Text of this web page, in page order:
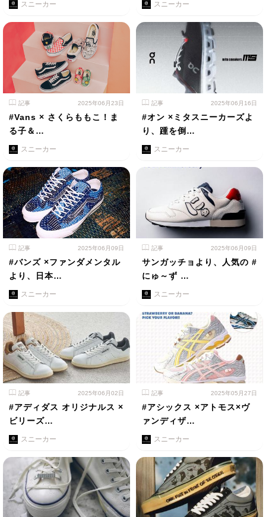
スニーカー スニーカー
記事 2025年06月23日
#Vans × さくらももこ！ま
る子＆…
スニーカー
記事 2025年06月16日
#オン ×ミタスニーカーズよ
り、踵を倒…
スニーカー
記事 2025年06月09日
#バンズ ×ファンダメンタル
より、日本…
スニーカー
記事 2025年06月09日
サンガッチョより、人気の #
にゅ～ず …
スニーカー
記事 2025年06月02日
#アディダス オリジナルス ×
ビリーズ…
スニーカー
記事 2025年05月27日
#アシックス ×アトモス×ヴ
ァンディザ…
スニーカー